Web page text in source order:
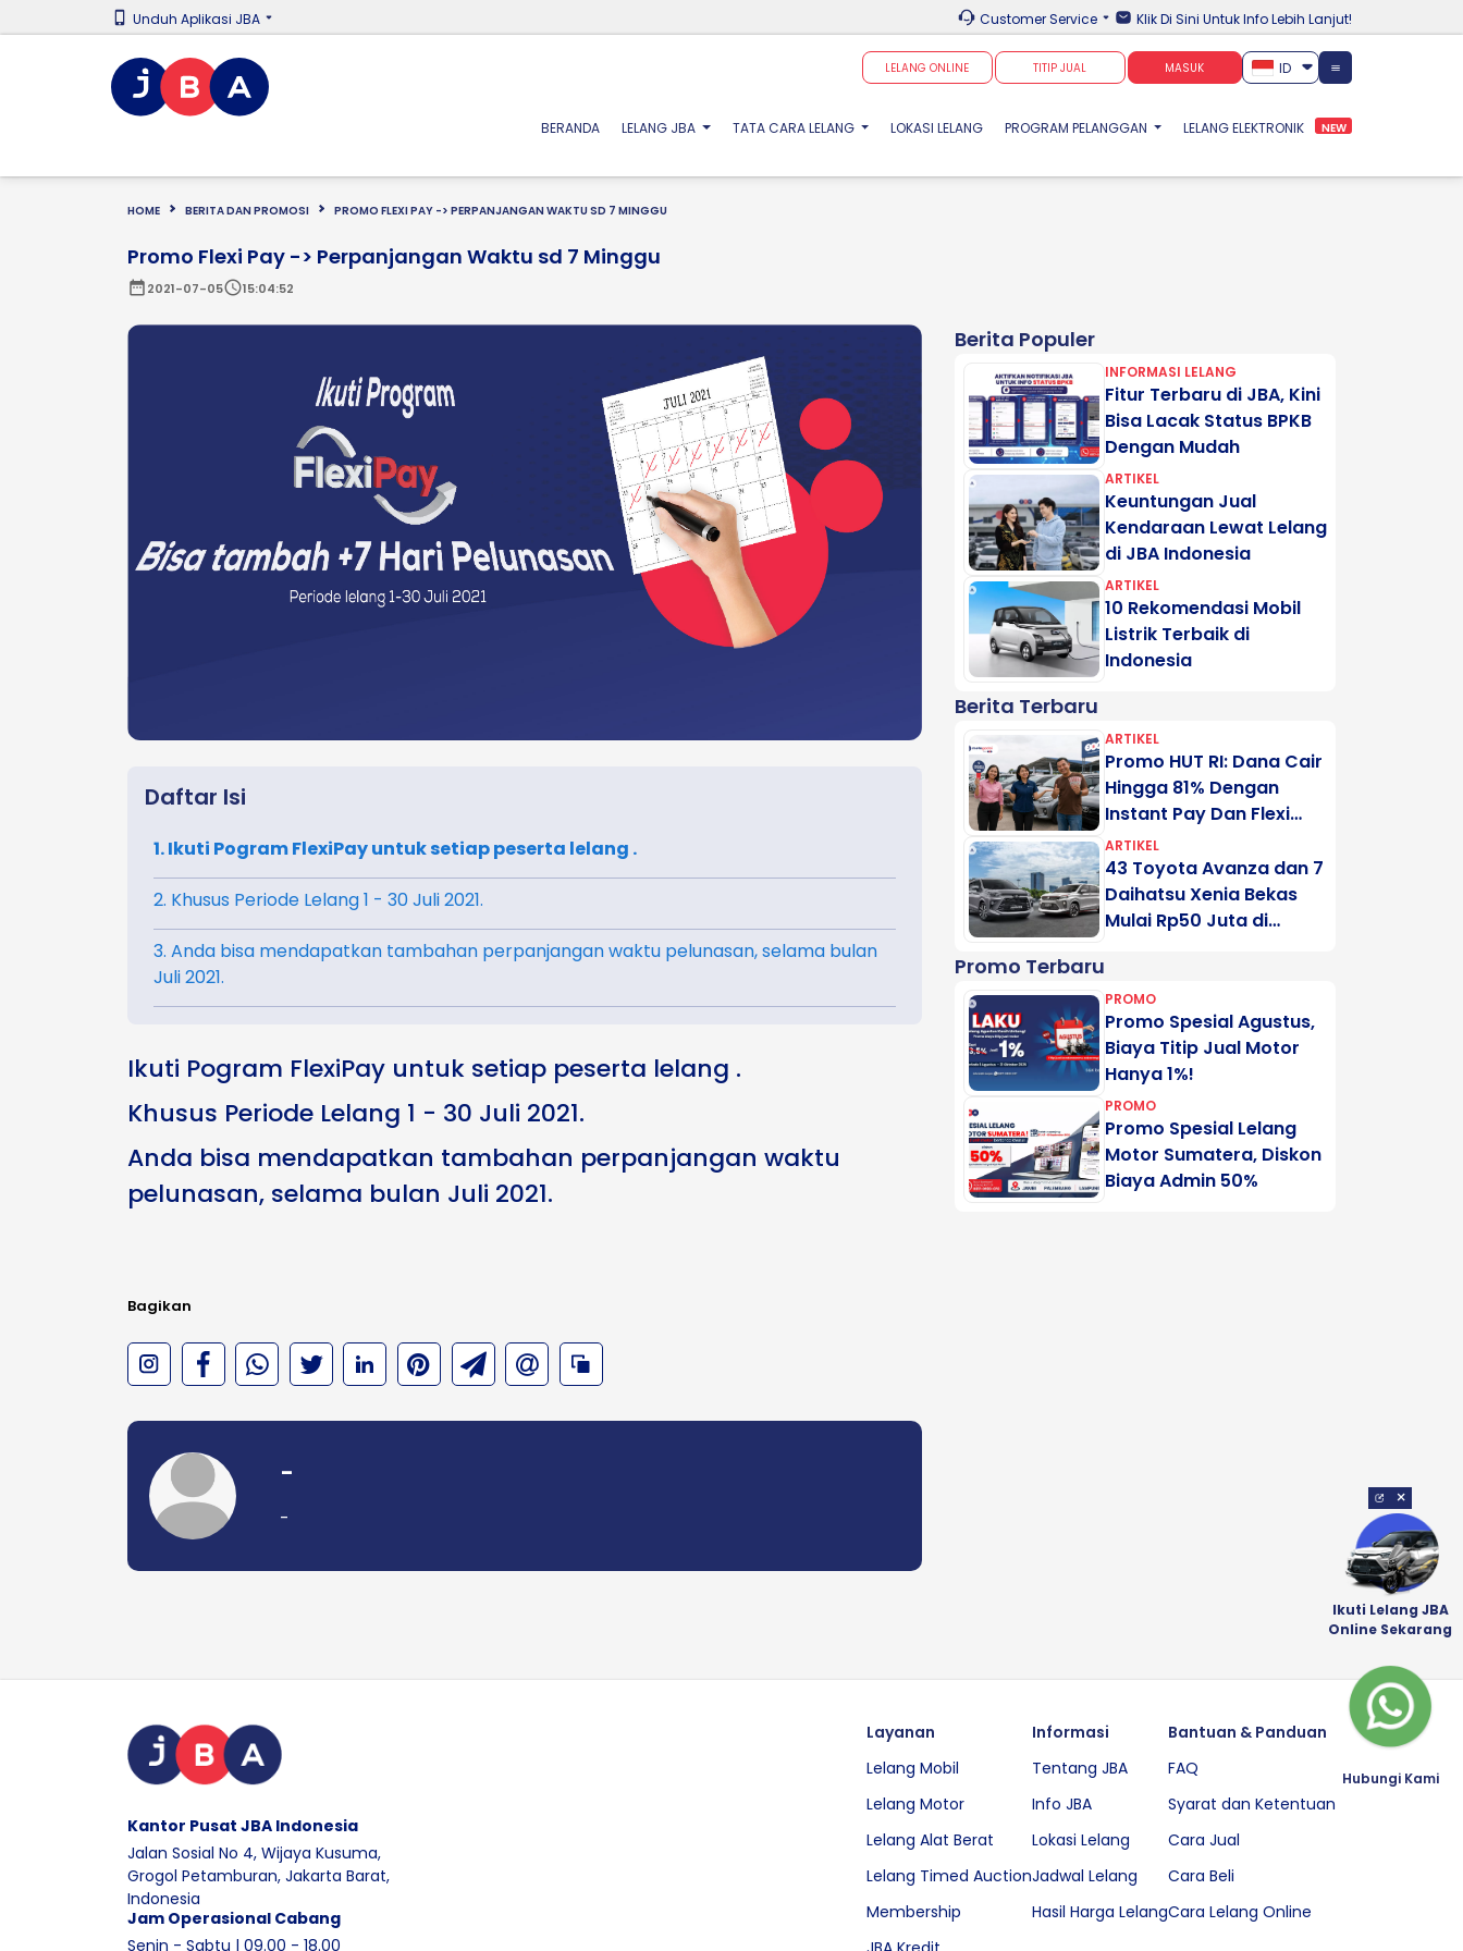
Unduh Aplikasi JBA Customer Service Klik Di Sini Untuk Info Lebih Lanjut!
LELANG ONLINE TITIP JUAL MASUK ID
BERANDA(CURRENT)
LELANG JBA TATA CARA LELANG LOKASI LELANG PROGRAM PELANGGAN LELANG ELEKTRONIK NEW
HOME BERITA DAN PROMOSI PROMO FLEXI PAY -> PERPANJANGAN WAKTU SD 7 MINGGU
Promo Flexi Pay -> Perpanjangan Waktu sd 7 Minggu
date_range2021-07-05schedule15:04:52
Daftar Isi
1. Ikuti Pogram FlexiPay untuk setiap peserta lelang .
2. Khusus Periode Lelang 1 - 30 Juli 2021.
3. Anda bisa mendapatkan tambahan perpanjangan waktu pelunasan, selama bulan
Juli 2021.
Ikuti Pogram FlexiPay untuk setiap peserta lelang .
Khusus Periode Lelang 1 - 30 Juli 2021.
Anda bisa mendapatkan tambahan perpanjangan waktu
pelunasan, selama bulan Juli 2021.
Bagikan
-
-
Berita Populer
INFORMASI LELANG
Fitur Terbaru di JBA, Kini
Bisa Lacak Status BPKB
Dengan Mudah
ARTIKEL
Keuntungan Jual
Kendaraan Lewat Lelang
di JBA Indonesia
ARTIKEL
10 Rekomendasi Mobil
Listrik Terbaik di
Indonesia
Berita Terbaru
ARTIKEL
Promo HUT RI: Dana Cair
Hingga 81% Dengan
Instant Pay Dan Flexi
Pay Motogadai
ARTIKEL
43 Toyota Avanza dan 7
Daihatsu Xenia Bekas
Mulai Rp50 Juta di
Promo Terbaru
PROMO
Promo Spesial Agustus,
Biaya Titip Jual Motor
Hanya 1%!
PROMO
Promo Spesial Lelang
Motor Sumatera, Diskon
Biaya Admin 50%
Kantor Pusat JBA Indonesia
Jalan Sosial No 4, Wijaya Kusuma,
Grogol Petamburan, Jakarta Barat,
Indonesia
Jam Operasional Cabang
Senin - Sabtu | 09.00 - 18.00
Layanan
Lelang Mobil
Lelang Motor
Lelang Alat Berat
Lelang Timed Auction
Membership
Informasi
Tentang JBA
Info JBA
Lokasi Lelang
Jadwal Lelang
Hasil Harga Lelang
Bantuan & Panduan
FAQ
Syarat dan Ketentuan
Cara Jual
Cara Beli
Cara Lelang Online
×
Ikuti Lelang JBA
Online Sekarang
Hubungi Kami